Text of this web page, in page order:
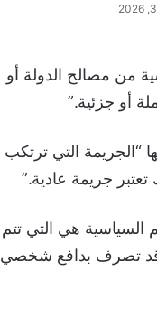
من مصالح الدولة أو
أو جزئية.”
الجريمة السياسية بأنها “الجريمة التي ترتكب
جريمة عادية.”
رقم 148 لعام 1949 على أن الجرائم السياسية هي التي تتم
قد تصرف بدافع شخصي